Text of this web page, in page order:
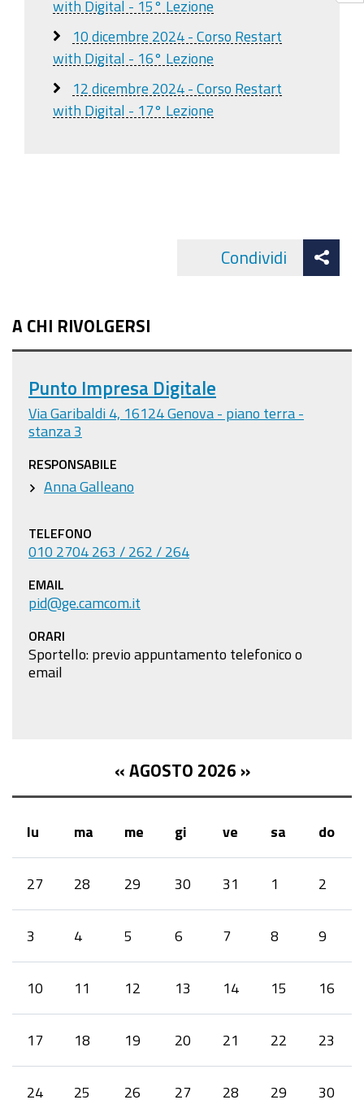
with Digital - 15° Lezione
10 dicembre 2024 - Corso Restart
with Digital - 16° Lezione
12 dicembre 2024 - Corso Restart
with Digital - 17° Lezione
Condividi
A CHI RIVOLGERSI
Punto Impresa Digitale
Via Garibaldi 4, 16124 Genova - piano terra -
stanza 3
RESPONSABILE
Anna Galleano
TELEFONO
010 2704 263 / 262 / 264
EMAIL
pid@ge.camcom.it
ORARI
Sportello: previo appuntamento telefonico o
email
« AGOSTO 2026 »
lu ma me gi ve sa do
27 28 29 30 31 1 2
3 4 5 6 7 8 9
10 11 12 13 14 15 16
17 18 19 20 21 22 23
24 25 26 27 28 29 30